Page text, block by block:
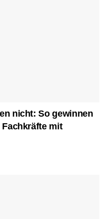
nicht: So gewinnen
mit